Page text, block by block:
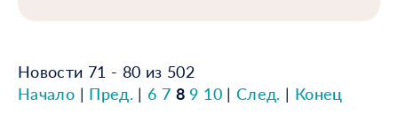
Новости 71 - 80 из 502
Начало | Пред. | 6 7 8 9 10| След. | Конец